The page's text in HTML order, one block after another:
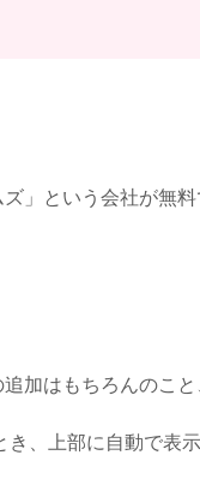
」という会社が無
加はもちろんのこ
、上部に自動で表